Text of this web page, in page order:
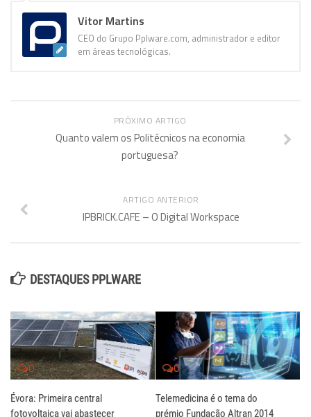
Vitor Martins
CEO do Grupo Pplware.com, administrador e editor
em áreas tecnológicas.
PRÓXIMO ARTIGO
Quanto valem os Politécnicos na economia
portuguesa?
ARTIGO ANTERIOR
IPBRICK.CAFE – O Digital Workspace
DESTAQUES PPLWARE
0
Évora: Primeira central
fotovoltaica vai abastecer
0
Telemedicina é o tema do
prémio Fundação Altran 2014